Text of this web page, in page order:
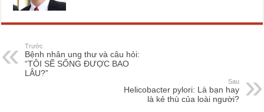
Trước
Bệnh nhân ung thư và câu hỏi:
“TÔI SẼ SỐNG ĐƯỢC BAO
LÂU?”
Sau
Helicobacter pylori: Là bạn hay
là kẻ thù của loài người?